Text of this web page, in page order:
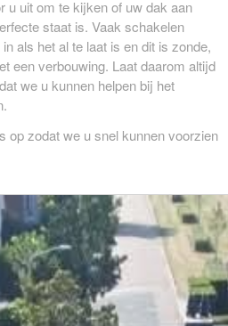
u uit om te kijken of uw dak aan
staat is. Vaak schakelen
als het al te laat is en dit is zonde,
een verbouwing. Laat daarom altijd
we u kunnen helpen bij het
op zodat we u snel kunnen voorzien